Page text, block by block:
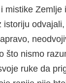
mistike Zemlje
istoriju
što nismo
ruke da